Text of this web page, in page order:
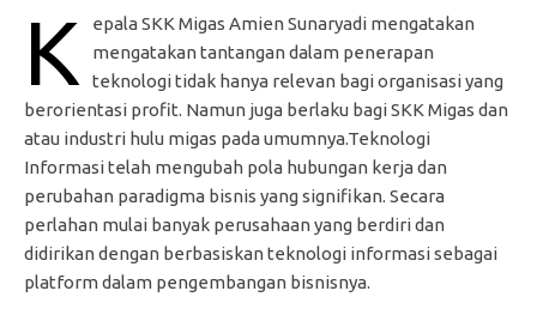
K
epala SKK Migas Amien Sunaryadi mengatakan
mengatakan tantangan dalam penerapan
teknologi tidak hanya relevan bagi organisasi yang
berorientasi profit. Namun juga berlaku bagi SKK Migas dan
atau industri hulu migas pada umumnya.Teknologi
Informasi telah mengubah pola hubungan kerja dan
perubahan paradigma bisnis yang signifikan. Secara
perlahan mulai banyak perusahaan yang berdiri dan
didirikan dengan berbasiskan teknologi informasi sebagai
platform dalam pengembangan bisnisnya.